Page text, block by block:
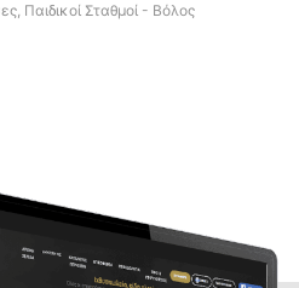
Παιδικοί Σταθμοί - Βόλος